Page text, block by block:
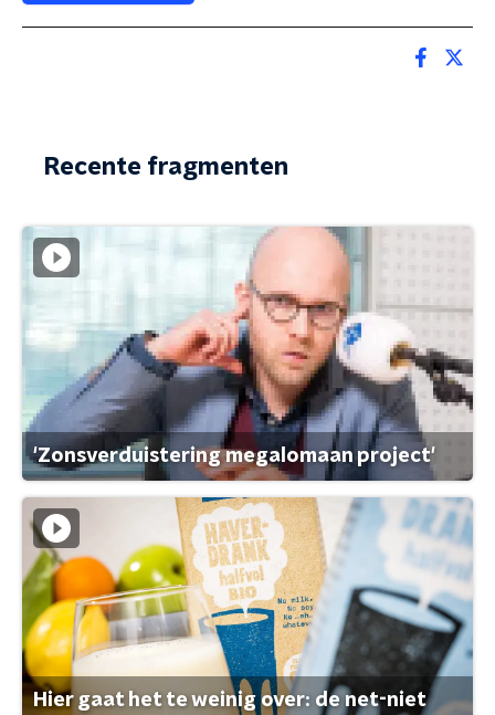
Recente fragmenten
'Zonsverduistering megalomaan project'
Hier gaat het te weinig over: de net-niet